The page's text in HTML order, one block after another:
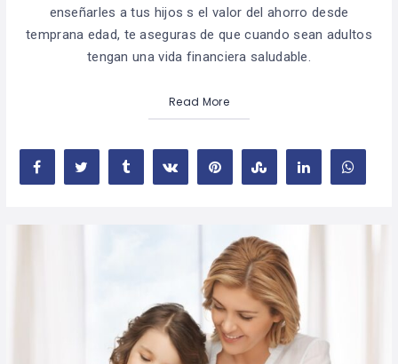
enseñarles a tus hijos s el valor del ahorro desde
temprana edad, te aseguras de que cuando sean adultos
tengan una vida financiera saludable.
Read More